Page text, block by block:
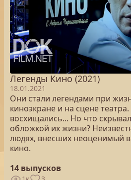
Легенды Кино (2021)
18.01.2021
Они стали легендами при
киноэкране и на сцене
восхищались... Но что
обложкой их жизни?
людях, внесших неоценимый
кино.
14 выпусков